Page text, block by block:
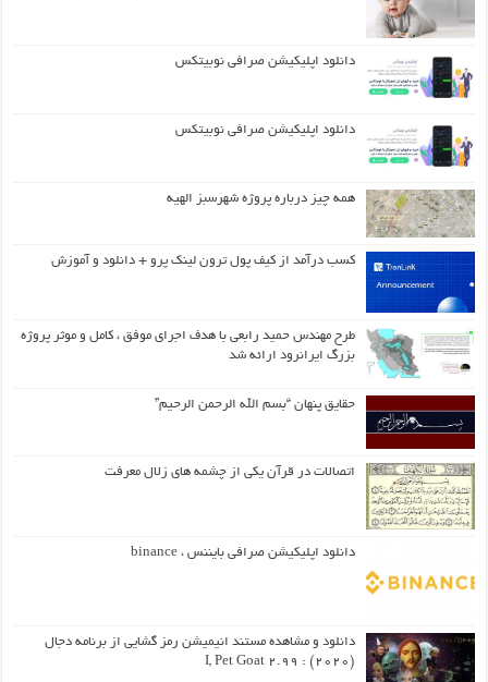
دانلود اپلیکیشن صرافی نوبیتکس
دانلود اپلیکیشن صرافی نوبیتکس
همه چیز درباره پروژه شهرسبز الهیه
کسب درآمد از کیف پول ترون لینک پرو + دانلود و آموزش
طرح مهندس حمید رابعی با هدف اجرای موفق ، کامل و موثر پروژه
بزرگ ایرانرود ارائه شد
حقایق پنهان “بسم الله الرحمن الرحیم”
اتصالات در قرآن یکی از چشمه های زلال معرفت
دانلود اپلیکیشن صرافی بایننس ، binance
دانلود و مشاهده مستند انیمیشن رمز گشایی از برنامه دجال
(۲۰۲۰) : I, Pet Goat 2.99